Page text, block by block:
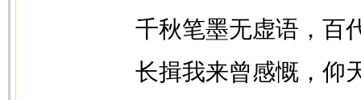
千秋笔墨无虚语，百
长揖我来曾感慨，仰